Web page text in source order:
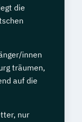
die
innen
träumen,
auf die
nur